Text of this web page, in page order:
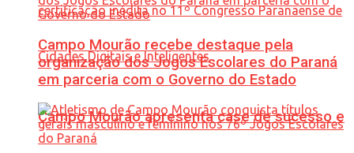
Campo Mourão apresenta case de sucesso e
Campo Mourão recebe destaque pela
organização dos Jogos Escolares do Paraná
em parceria com o Governo do Estado